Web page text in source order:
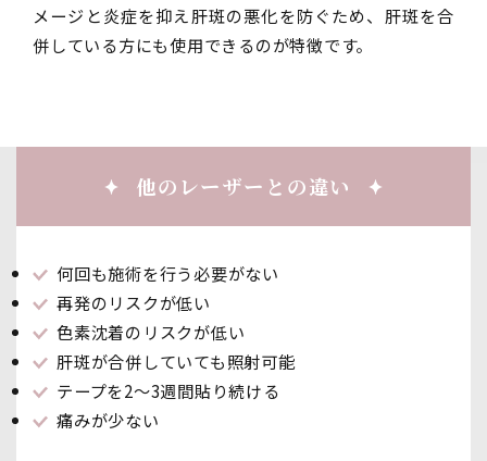
メージと炎症を抑え肝斑の悪化を防ぐため、肝斑を合
併している方にも使用できるのが特徴です。
他のレーザーとの違い
何回も施術を行う必要がない
再発のリスクが低い
色素沈着のリスクが低い
肝斑が合併していても照射可能
テープを2〜3週間貼り続ける
痛みが少ない